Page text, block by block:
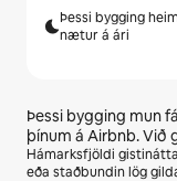
Þessi bygging
nætur á ári
Þessi bygging mun fá
þínum á Airbnb. Við
Hámarksfjöldi
eða staðbundin lög